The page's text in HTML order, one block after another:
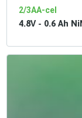
2/3AA-cel
4.8V - 0.6 Ah